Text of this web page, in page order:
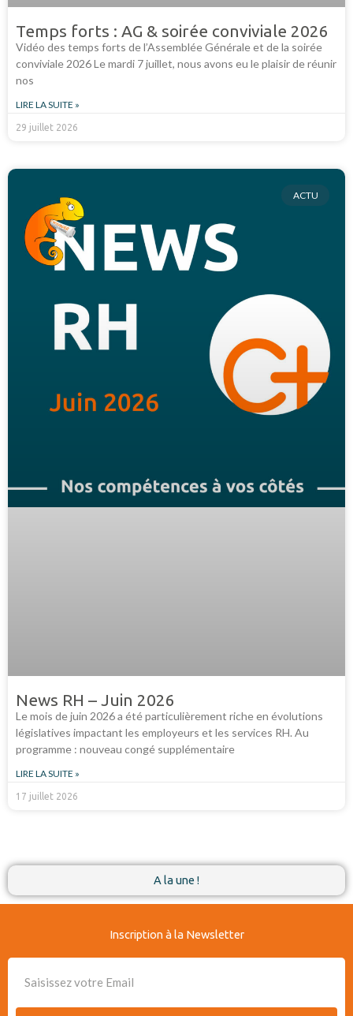
Temps forts : AG & soirée conviviale 2026
Vidéo des temps forts de l’Assemblée Générale et de la soirée
conviviale 2026 Le mardi 7 juillet, nous avons eu le plaisir de réunir
nos
LIRE LA SUITE »
29 juillet 2026
ACTU
News RH – Juin 2026
Le mois de juin 2026 a été particulièrement riche en évolutions
législatives impactant les employeurs et les services RH. Au
programme : nouveau congé supplémentaire
LIRE LA SUITE »
17 juillet 2026
A la une !
Inscription à la Newsletter